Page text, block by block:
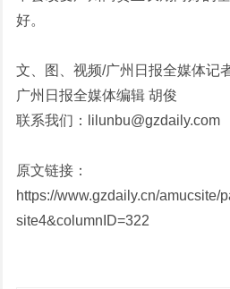
好。
文、图、视频/广州日报全媒体记
广州日报全媒体编辑 胡俊
联系我们：lilunbu@gzdaily.com
原文链接：
https://www.gzdaily.cn/
site4&columnID=322